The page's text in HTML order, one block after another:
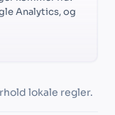
Analytics, og
lokale regler.